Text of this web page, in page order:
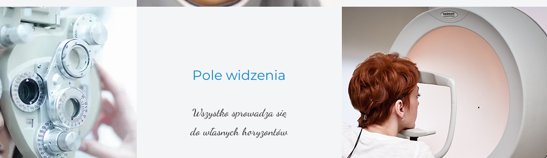
Pole widzenia
Wszystko sprowadza się
do własnych horyzontów